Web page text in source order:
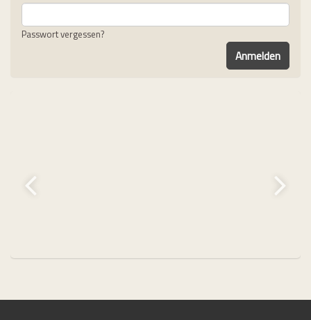
Passwort vergessen?